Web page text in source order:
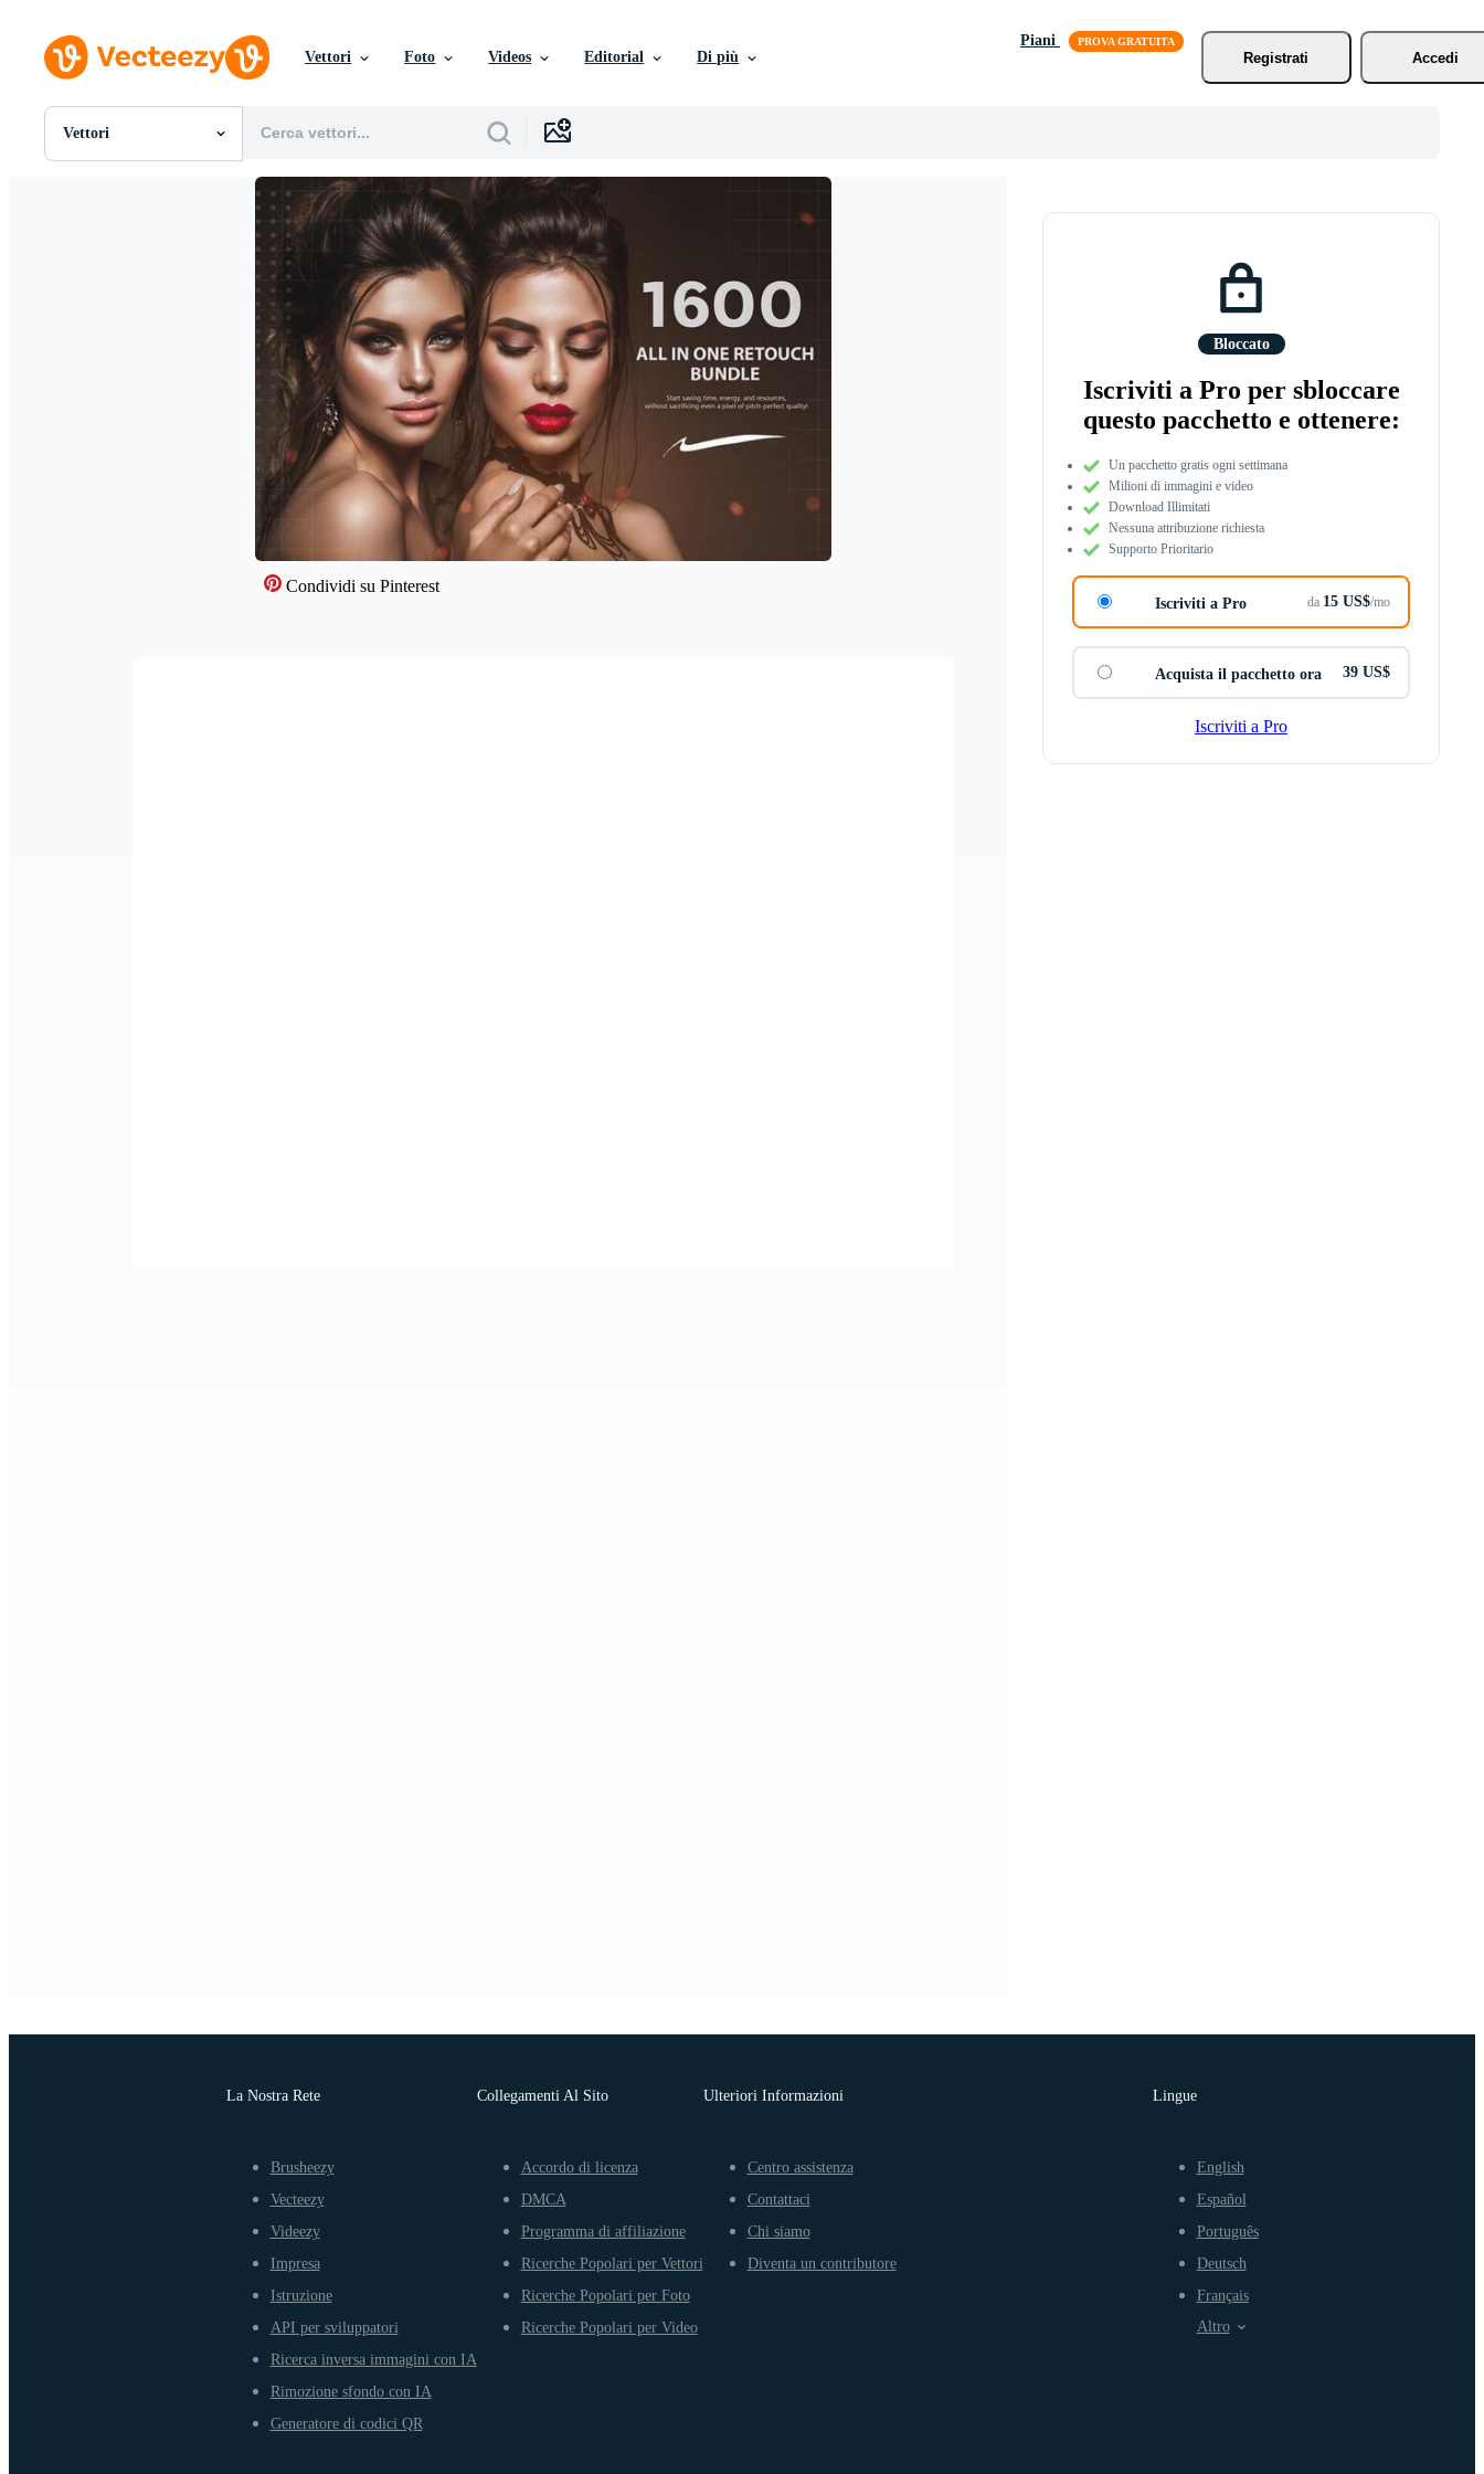
Vettori Foto Videos Editorial Di più
Piani
Registrati
Accedi
Vettori
Tutte Immagini
Condividi su Pinterest
Bloccato
Iscriviti a Pro per sbloccare
questo pacchetto e ottenere:
Un pacchetto gratis ogni settimana
Milioni di immagini e video
Download Illimitati
Nessuna attribuzione richiesta
Supporto Prioritario
Iscriviti a Pro da 15 US$/mo
Acquista il pacchetto ora 39 US$
Iscriviti a Pro
La Nostra Rete
Brusheezy
Vecteezy
Videezy
Impresa
Istruzione
API per sviluppatori
Ricerca inversa immagini con IA
Rimozione sfondo con IA
Generatore di codici QR
Collegamenti Al Sito
Accordo di licenza
DMCA
Programma di affiliazione
Ricerche Popolari per Vettori
Ricerche Popolari per Foto
Ricerche Popolari per Video
Ulteriori Informazioni
Centro assistenza
Contattaci
Chi siamo
Diventa un contributore
Lingue
English
Español
Português
Deutsch
Français
Altro